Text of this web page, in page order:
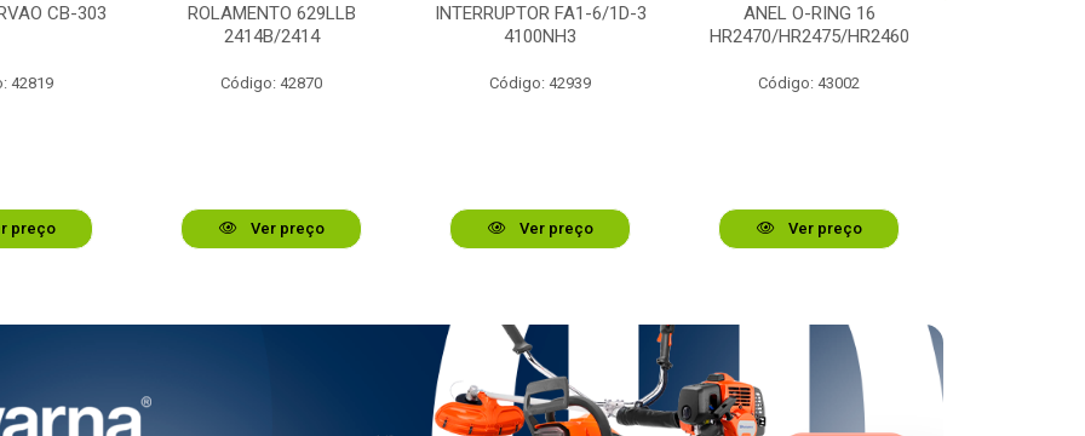
CB-303
42819
preço
ROLAMENTO 629LLB
2414B/2414
Código: 42870
Ver preço
INTERRUPTOR FA1-6/1D-3
4100NH3
Código: 42939
Ver preço
ANEL O-RING 16
HR2470/HR2475/HR2460
Código: 43002
Ver preço